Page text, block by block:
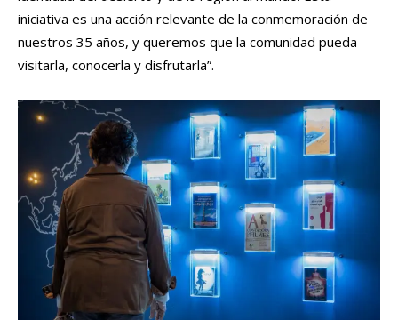
iniciativa es una acción relevante de la conmemoración de
nuestros 35 años, y queremos que la comunidad pueda
visitarla, conocerla y disfrutarla”.